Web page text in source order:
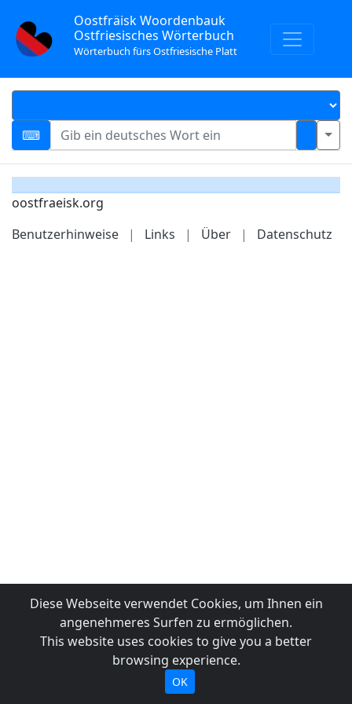
Oostfräisk Woordenbauk
Ostfriesisches Wörterbuch
Wörterbuch fürs Ostfriesische Platt
oostfraeisk.org
Benutzerhinweise
| Links | Über | Datenschutz
Diese Webseite verwendet Cookies, um Ihnen ein
angenehmeres Surfen zu ermöglichen.
This website uses cookies to give you a better
browsing experience.
OK